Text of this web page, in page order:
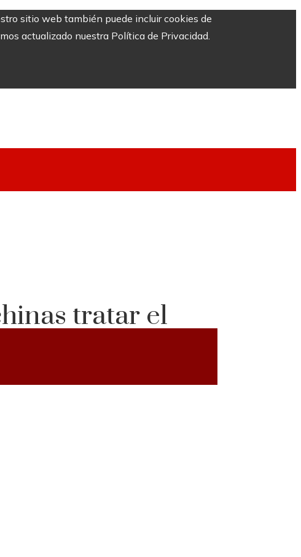
sitio web también puede incluir cookies de
actualizado nuestra Política de Privacidad.
tratar el